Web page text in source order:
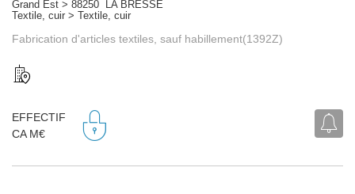
Grand Est > 88250 LA BRESSE
Textile, cuir > Textile, cuir
Fabrication d'articles textiles, sauf habillement(1392Z)
EFFECTIF
CA M€